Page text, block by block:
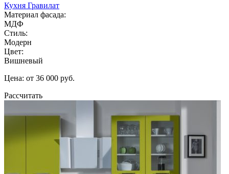
Кухня Гравилат
Материал фасада:
МДФ
Стиль:
Модерн
Цвет:
Вишневый
Цена: от 36 000 руб.
Рассчитать